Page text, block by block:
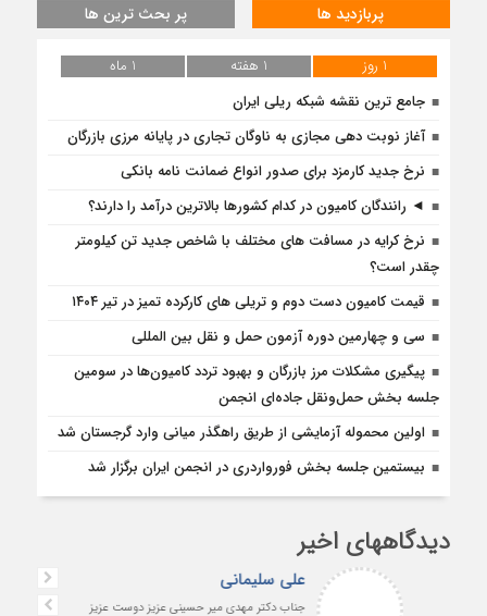
پربازدید ها پر بحث ترین ها
1 روز 1 هفته
1 ماه
جامع ترین نقشه شبکه ریلی ایران
آغاز نوبت دهی مجازی به ناوگان تجاری در پایانه مرزی بازرگان
نرخ جدید کارمزد برای صدور انواع ضمانت نامه بانکی
◄ رانندگان کامیون در کدام کشورها بالاترین درآمد را دارند؟
نرخ کرایه در مسافت‌ های مختلف با شاخص جدید تن کیلومتر
چقدر است؟
قیمت کامیون دست دوم و تریلی‌ های کارکرده تمیز در تیر ۱۴۰۴
سی و چهارمین دوره آزمون حمل و نقل بین المللی
پیگیری مشکلات مرز بازرگان و بهبود تردد کامیون‌ها در سومین
جلسه بخش حمل‌ونقل جاده‌ای انجمن
اولین محموله آزمایشی از طریق راهگذر میانی وارد گرجستان شد
بیستمین جلسه بخش فورواردری در انجمن ایران برگزار شد
دیدگاههای اخیر
پیام غلامزاده
استاد گرامی جناب میرحسینی بزرگوار آرزوی